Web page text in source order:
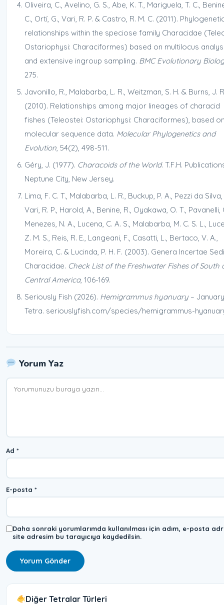
Oliveira, C., Avelino, G. S., Abe, K. T., Mariguela, T. C.,
C., Ortí, G., Vari, R. P. & Castro, R. M. C. (2011).
relationships within the speciose family Characidae
Ostariophysi: Characiformes) based on multilocus
and extensive ingroup sampling. BMC Evolutionary
275.
Javonillo, R., Malabarba, L. R., Weitzman, S. H. & Burns, J.
(2010). Relationships among major lineages of characid
fishes (Teleostei: Ostariophysi: Characiformes), based
molecular sequence data. Molecular Phylogenetics and
Evolution, 54(2), 498-511.
Géry, J. (1977). Characoids of the World. T.F.H.
Neptune City, New Jersey.
Lima, F. C. T., Malabarba, L. R., Buckup, P. A., Pezzi da Silva,
Vari, R. P., Harold, A., Benine, R., Oyakawa, O. T., Pavanelli,
Menezes, N. A., Lucena, C. A. S., Malabarba, M. C. S. L.,
Z. M. S., Reis, R. E., Langeani, F., Casatti, L., Bertaco, V. A.,
Moreira, C. & Lucinda, P. H. F. (2003). Genera Incertae
Characidae. Check List of the Freshwater Fishes of South
Central America, 106-169.
Seriously Fish (2026). Hemigrammus hyanuary – January
Tetra. seriouslyfish.com/species/hemigrammus-
Yorum Yaz
Yorum
Ad *
E-posta *
Daha sonraki yorumlarımda kullanılması için adım, e-posta
site adresim bu tarayıcıya kaydedilsin.
Diğer Tetralar Türleri